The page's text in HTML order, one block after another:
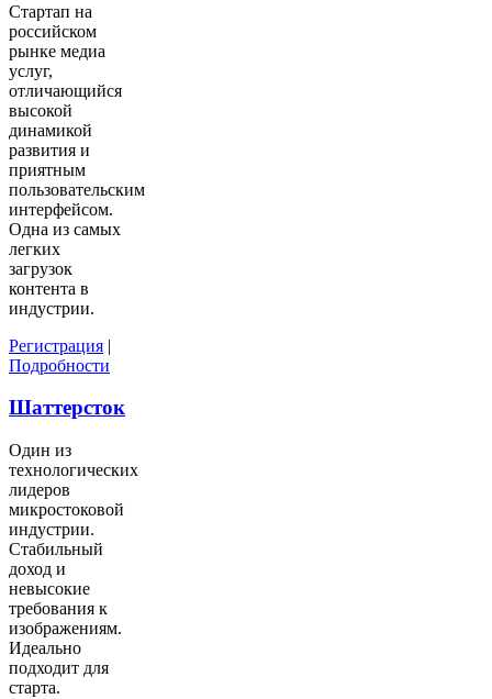
Стартап на
российском
рынке медиа
услуг,
отличающийся
высокой
динамикой
развития и
приятным
пользовательским
интерфейсом.
Одна из самых
легких
загрузок
контента в
индустрии.
Регистрация |
Подробности
Шаттерсток
Один из
технологических
лидеров
микростоковой
индустрии.
Стабильный
доход и
невысокие
требования к
изображениям.
Идеально
подходит для
старта.